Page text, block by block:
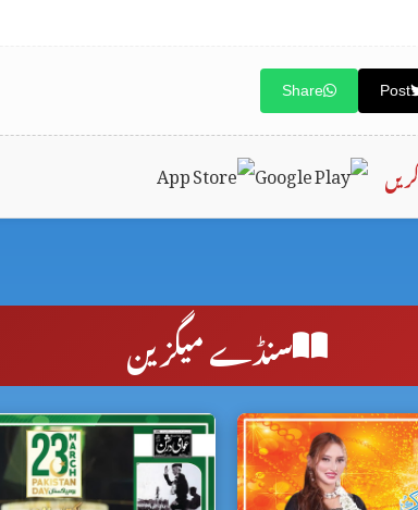
Post
Share
سنڈے میگزین